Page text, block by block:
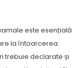
este esențială
la întoarcerea
trebuie declarate și